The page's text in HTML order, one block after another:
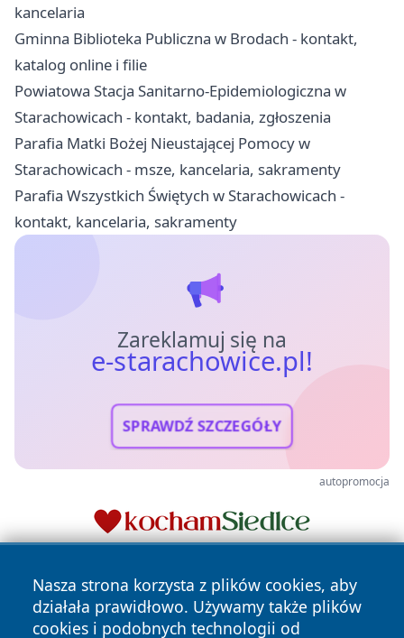
kancelaria
Gminna Biblioteka Publiczna w Brodach - kontakt,
katalog online i filie
Powiatowa Stacja Sanitarno-Epidemiologiczna w
Starachowicach - kontakt, badania, zgłoszenia
Parafia Matki Bożej Nieustającej Pomocy w
Starachowicach - msze, kancelaria, sakramenty
Parafia Wszystkich Świętych w Starachowicach -
kontakt, kancelaria, sakramenty
Zareklamuj się na
e-starachowice.pl!
SPRAWDŹ SZCZEGÓŁY
autopromocja
Nasza strona korzysta z plików cookies, aby
działała prawidłowo. Używamy także plików
cookies i podobnych technologii od